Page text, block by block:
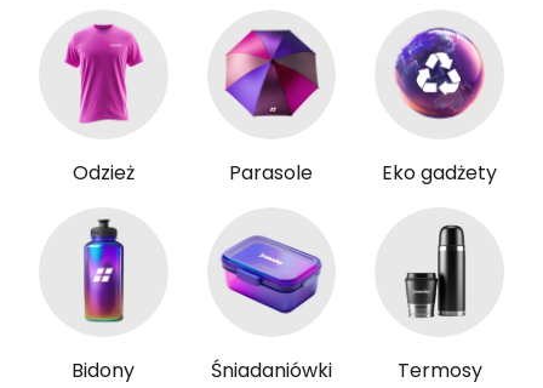
Odzież Parasole Eko gadżety
Bidony Śniadaniówki Termosy